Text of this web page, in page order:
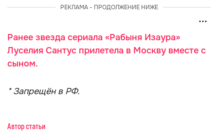
РЕКЛАМА - ПРОДОЛЖЕНИЕ НИЖЕ
Ранее звезда сериала «Рабыня Изаура»
Луселия Сантус прилетела в Москву вместе с
сыном.
* Запрещён в РФ.
Автор статьи